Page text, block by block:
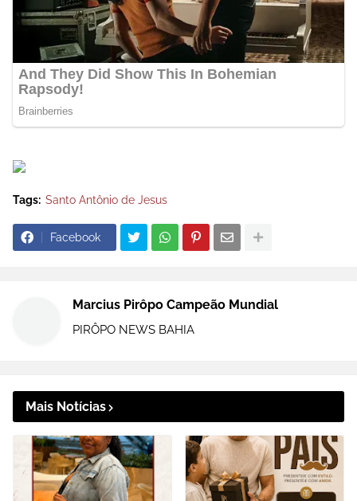
Tags: Santo Antônio de Jesus
Facebook
Marcius Pirôpo Campeão Mundial
PIRÔPO NEWS BAHIA
Mais Notícias